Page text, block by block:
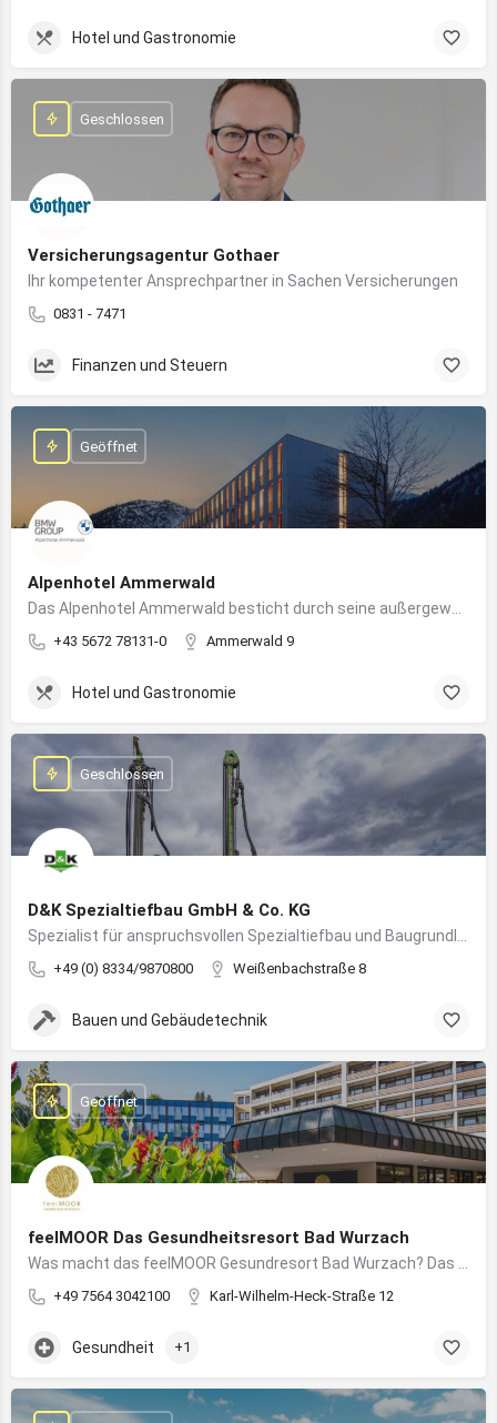
Hotel und Gastronomie
Versicherungsagentur Gothaer
Ihr kompetenter Ansprechpartner in Sachen Versicherungen
0831 - 7471
Geschlossen
Finanzen und Steuern
Alpenhotel Ammerwald
+43 5672 78131-0 Ammerwald 9
Geöffnet
Hotel und Gastronomie
D&K Spezialtiefbau GmbH & Co. KG
+49 (0) 8334/9870800 Weißenbachstraße 8
Geschlossen
Bauen und Gebäudetechnik
feelMOOR Das Gesundheitsresort Bad Wurzach
+49 7564 3042100 Karl-Wilhelm-Heck-Straße 12
Geöffnet
Gesundheit +1